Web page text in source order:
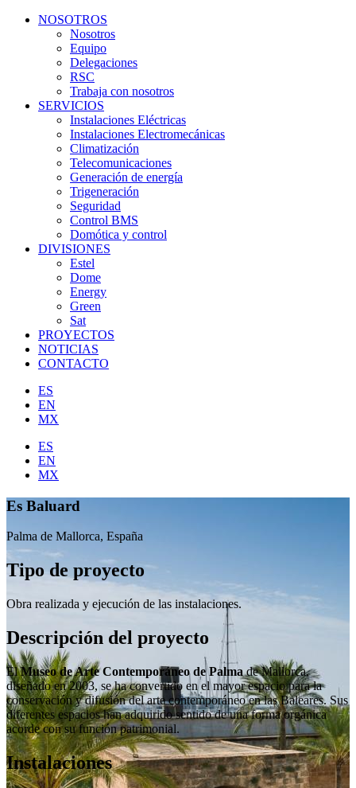
NOSOTROS
Nosotros
Equipo
Delegaciones
RSC
Trabaja con nosotros
SERVICIOS
Instalaciones Eléctricas
Instalaciones Electromecánicas
Climatización
Telecomunicaciones
Generación de energía
Trigeneración
Seguridad
Control BMS
Domótica y control
DIVISIONES
Estel
Dome
Energy
Green
Sat
PROYECTOS
NOTICIAS
CONTACTO
ES
EN
MX
ES
EN
MX
Es Baluard
Palma de Mallorca, España
Tipo de proyecto
Obra realizada y ejecución de las instalaciones.
Descripción del proyecto
ElMuseo de Arte Contemporáneo de Palmade Mallorca,
diseñado en 2003, se ha convertido en el mayor espacio para la
conservación y difusión del arte contemporáneo en las Baleares. Sus
diferentes espacios han adquirido sentido de una forma orgánica
acorde con su función patrimonial.
Instalaciones